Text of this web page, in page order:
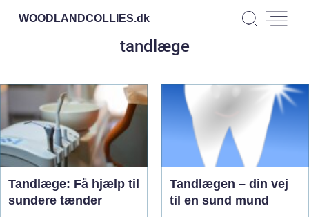
WOODLANDCOLLIES.dk
tandlæge
Tandlæge: Få hjælp til
sundere tænder
Tandlægen – din vej
til en sund mund